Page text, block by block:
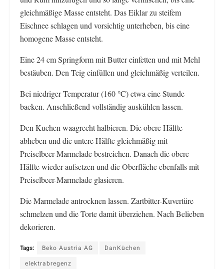
gleichmäßige Masse entsteht. Das Eiklar zu steifem
Eischnee schlagen und vorsichtig unterheben, bis eine
homogene Masse entsteht.
Eine 24 cm Springform mit Butter einfetten und mit Mehl
bestäuben. Den Teig einfüllen und gleichmäßig verteilen.
Bei niedriger Temperatur (160 °C) etwa eine Stunde
backen. Anschließend vollständig auskühlen lassen.
Den Kuchen waagrecht halbieren. Die obere Hälfte
abheben und die untere Hälfte gleichmäßig mit
Preiselbeer-Marmelade bestreichen. Danach die obere
Hälfte wieder aufsetzen und die Oberfläche ebenfalls mit
Preiselbeer-Marmelade glasieren.
Die Marmelade antrocknen lassen. Zartbitter-Kuvertüre
schmelzen und die Torte damit überziehen. Nach Belieben
dekorieren.
Tags: Beko Austria AG
DanKüchen
elektrabregenz